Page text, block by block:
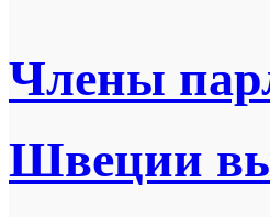
Члены
Швеции